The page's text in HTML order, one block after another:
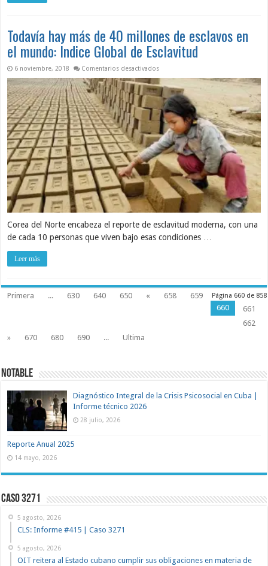
Todavía hay más de 40 millones de esclavos en
el mundo: Indice Global de Esclavitud
6 noviembre, 2018 Comentarios desactivadosen Todavía hay más de 40 millones
Corea del Norte encabeza el reporte de esclavitud moderna, con una
de cada 10 personas que viven bajo esas condiciones …
Leer más
Página 660 de 858
Primera ... 630 640 650 « 658
659
660
661
662
»
670 680 690 ... Ultima
NOTABLE
Diagnóstico Integral de la Crisis Psicosocial en Cuba |
Informe técnico 2026
28 julio, 2026
Reporte Anual 2025
14 mayo, 2026
Caso 3271
5 agosto, 2026
CLS: Informe #415 | Caso 3271
5 agosto, 2026
OIT reitera al Estado cubano cumplir sus obligaciones en materia de